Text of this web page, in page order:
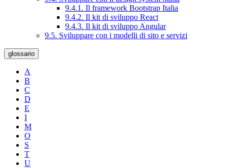
9.4.1. Il framework Bootstrap Italia
9.4.2. Il kit di sviluppo React
9.4.3. Il kit di sviluppo Angular
9.5. Sviluppare con i modelli di sito e servizi
glossario
A
B
C
D
E
I
M
O
S
T
U